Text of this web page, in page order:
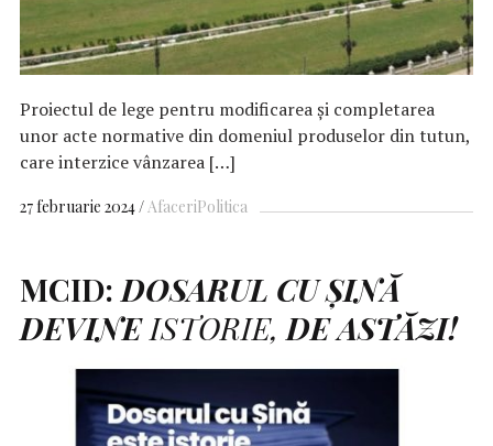
Proiectul de lege pentru modificarea şi completarea
unor acte normative din domeniul produselor din tutun,
care interzice vânzarea […]
27 februarie 2024 AfaceriPolitica
MCID: DOSARUL CUȘINĂ
DEVINEISTORIE, DEASTĂZI!